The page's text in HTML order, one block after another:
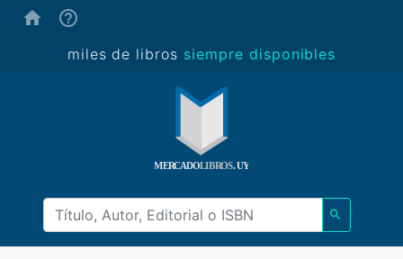
miles de libros siempre disponibles